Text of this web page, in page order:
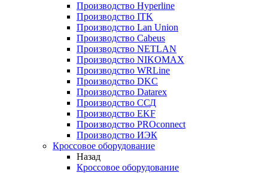
Производство Hyperline
Производство ITK
Производство Lan Union
Производство Cabeus
Производство NETLAN
Производство NIKOMAX
Производство WRLine
Производство DKC
Производство Datarex
Производство ССД
Производство EKF
Производство PROconnect
Производство ИЭК
Кроссовое оборудование
Назад
Кроссовое оборудование